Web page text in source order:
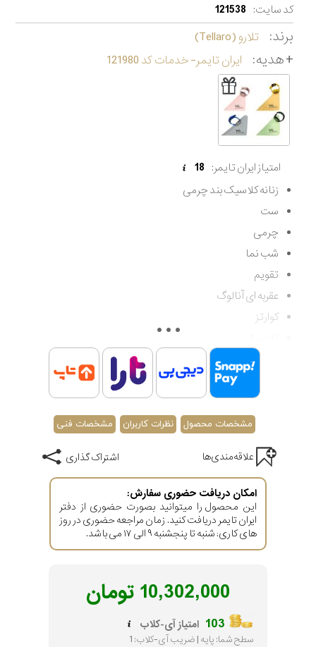
کد سایت: 121538
برند: تلارو (Tellaro)
+ هدیه: ایران تایمر- خدمات کد 121980
امتیاز ایران تایمر: 18
زنانه کلاسیک بند چرمی
ست
چرمی
شب نما
تقویم
عقربه ای آنالوگ
کوارتز
مقاوم در برابر آب تا 30 متر
اصالت کشور چین
گارانتی مادام العمر اصالت کالا
مشخصات محصول نظرات کاربران مشخصات فنی
اشتراک گذاری علاقه‌مندی‌ها
امکان دریافت حضوری سفارش:
این محصول را میتوانید بصورت حضوری از دفتر
ایران تایمر دریافت کنید. زمان مراجعه حضوری در روز
های کاری: شنبه تا پنجشنبه ۹ الی ۱۷ می باشد.
10,302,000 تومان
103 امتیاز آی-کلاب
سطح شما: پایه | ضریب آی-کلاب: 1